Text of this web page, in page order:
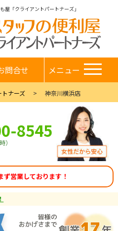
屋「クライアントパートナーズ」
問合せ メニュー
ナーズ 神奈川横浜店
8545
）
ず営業しております！